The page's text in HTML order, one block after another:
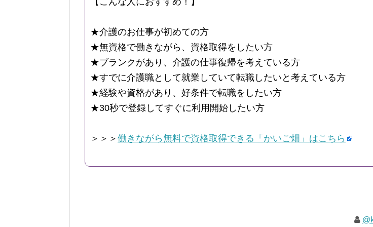
★介護のお仕事が初めての方
★無資格で働きながら、資格取得をしたい方
★ブランクがあり、介護の仕事復帰を考えている方
★すでに介護職として就業していて転職したいと考えている方
★経験や資格があり、好条件で転職をしたい方
★30秒で登録してすぐに利用開始したい方
＞＞＞ 働きながら無料で資格取得できる「かいご畑」はこちら